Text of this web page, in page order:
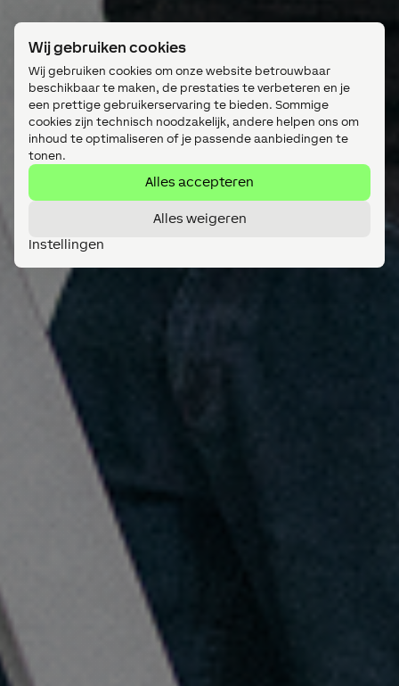
Wij gebruiken cookies
Wij gebruiken cookies om onze website betrouwbaar
beschikbaar te maken, de prestaties te verbeteren en je
een prettige gebruikerservaring te bieden. Sommige
cookies zijn technisch noodzakelijk, andere helpen ons om
inhoud te optimaliseren of je passende aanbiedingen te
tonen.
Alles accepteren
Alles weigeren
Instellingen